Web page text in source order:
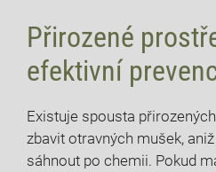
Přirozené
efektivní
Existuje spousta
zbavit otravných mušek,
sáhnout po chemii. Pokud